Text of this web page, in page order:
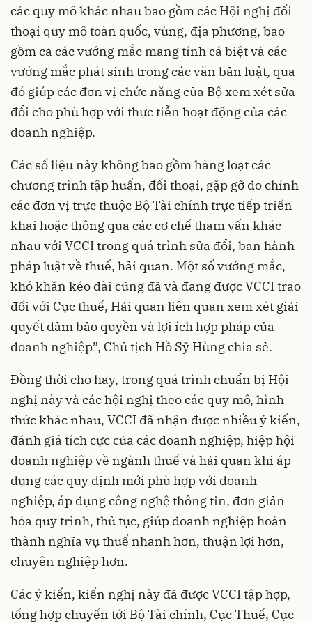
các quy mô khác nhau bao gồm các Hội nghị đối
thoại quy mô toàn quốc, vùng, địa phương, bao
gồm cả các vướng mắc mang tính cá biệt và các
vướng mắc phát sinh trong các văn bản luật, qua
đó giúp các đơn vị chức năng của Bộ xem xét sửa
đổi cho phù hợp với thực tiễn hoạt động của các
doanh nghiệp.
Các số liệu này không bao gồm hàng loạt các
chương trình tập huấn, đối thoại, gặp gỡ do chính
các đơn vị trực thuộc Bộ Tài chính trực tiếp triển
khai hoặc thông qua các cơ chế tham vấn khác
nhau với VCCI trong quá trình sửa đổi, ban hành
pháp luật về thuế, hải quan. Một số vướng mắc,
khó khăn kéo dài cũng đã và đang được VCCI trao
đổi với Cục thuế, Hải quan liên quan xem xét giải
quyết đảm bảo quyền và lợi ích hợp pháp của
doanh nghiệp”, Chủ tịch Hồ Sỹ Hùng chia sẻ.
Đồng thời cho hay, trong quá trình chuẩn bị Hội
nghị này và các hội nghị theo các quy mô, hình
thức khác nhau, VCCI đã nhận được nhiều ý kiến,
đánh giá tích cực của các doanh nghiệp, hiệp hội
doanh nghiệp về ngành thuế và hải quan khi áp
dụng các quy định mới phù hợp với doanh
nghiệp, áp dụng công nghệ thông tin, đơn giản
hóa quy trình, thủ tục, giúp doanh nghiệp hoàn
thành nghĩa vụ thuế nhanh hơn, thuận lợi hơn,
chuyên nghiệp hơn.
Các ý kiến, kiến nghị này đã được VCCI tập hợp,
tổng hợp chuyển tới Bộ Tài chính, Cục Thuế, Cục